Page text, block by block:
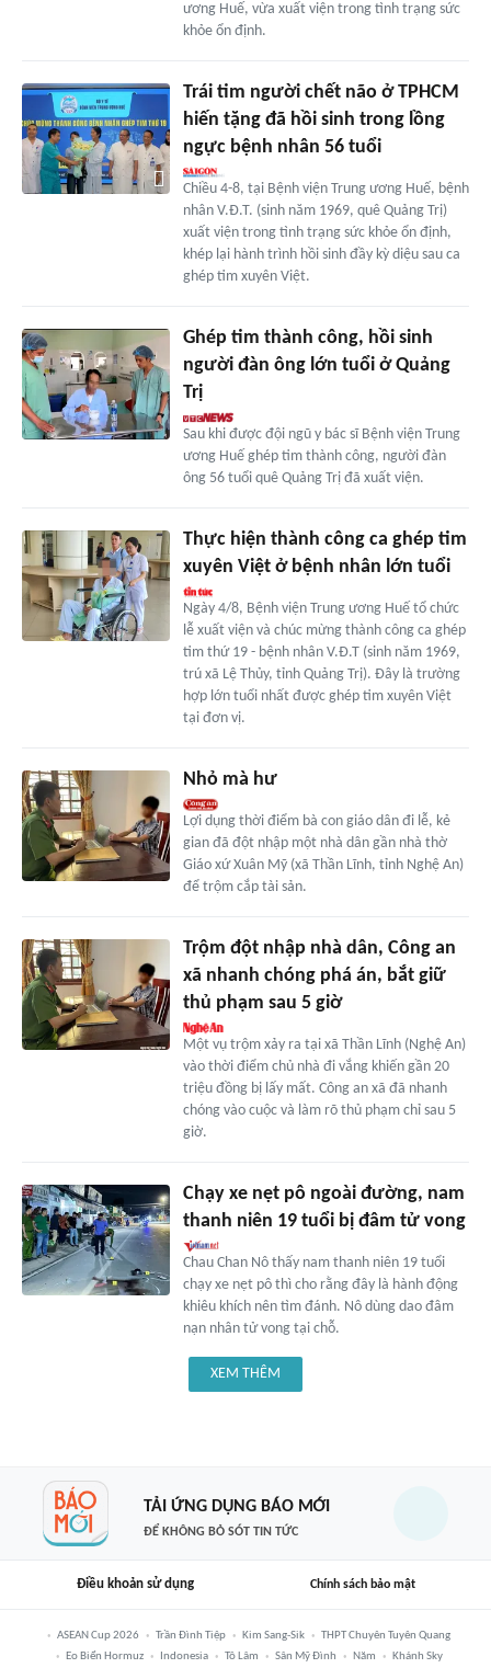
ương Huế, vừa xuất viện trong tình trạng sức
khỏe ổn định.
Trái tim người chết não ở TPHCM
hiến tặng đã hồi sinh trong lồng
ngực bệnh nhân 56 tuổi
Chiều 4-8, tại Bệnh viện Trung ương Huế, bệnh
nhân V.Đ.T. (sinh năm 1969, quê Quảng Trị)
xuất viện trong tình trạng sức khỏe ổn định,
khép lại hành trình hồi sinh đầy kỳ diệu sau ca
ghép tim xuyên Việt.
Ghép tim thành công, hồi sinh
người đàn ông lớn tuổi ở Quảng
Trị
Sau khi được đội ngũ y bác sĩ Bệnh viện Trung
ương Huế ghép tim thành công, người đàn
ông 56 tuổi quê Quảng Trị đã xuất viện.
Thực hiện thành công ca ghép tim
xuyên Việt ở bệnh nhân lớn tuổi
Ngày 4/8, Bệnh viện Trung ương Huế tổ chức
lễ xuất viện và chúc mừng thành công ca ghép
tim thứ 19 - bệnh nhân V.Đ.T (sinh năm 1969,
trú xã Lệ Thủy, tỉnh Quảng Trị). Đây là trường
hợp lớn tuổi nhất được ghép tim xuyên Việt
tại đơn vị.
Nhỏ mà hư
Lợi dụng thời điểm bà con giáo dân đi lễ, kẻ
gian đã đột nhập một nhà dân gần nhà thờ
Giáo xứ Xuân Mỹ (xã Thần Lĩnh, tỉnh Nghệ An)
để trộm cắp tài sản.
Trộm đột nhập nhà dân, Công an
xã nhanh chóng phá án, bắt giữ
thủ phạm sau 5 giờ
Một vụ trộm xảy ra tại xã Thần Lĩnh (Nghệ An)
vào thời điểm chủ nhà đi vắng khiến gần 20
triệu đồng bị lấy mất. Công an xã đã nhanh
chóng vào cuộc và làm rõ thủ phạm chỉ sau 5
giờ.
Chạy xe nẹt pô ngoài đường, nam
thanh niên 19 tuổi bị đâm tử vong
Chau Chan Nô thấy nam thanh niên 19 tuổi
chạy xe nẹt pô thì cho rằng đây là hành động
khiêu khích nên tìm đánh. Nô dùng dao đâm
nạn nhân tử vong tại chỗ.
XEM THÊM
TẢI ỨNG DỤNG BÁO MỚI
ĐỂ KHÔNG BỎ SÓT TIN TỨC
Điều khoản sử dụng Chính sách bảo mật
ASEAN Cup 2026 Trần Đình Tiệp Kim Sang-Sik
THPT Chuyên Tuyên Quang
Eo Biển Hormuz
Indonesia Tô Lâm Sân Mỹ Đình Năm Khánh Sky